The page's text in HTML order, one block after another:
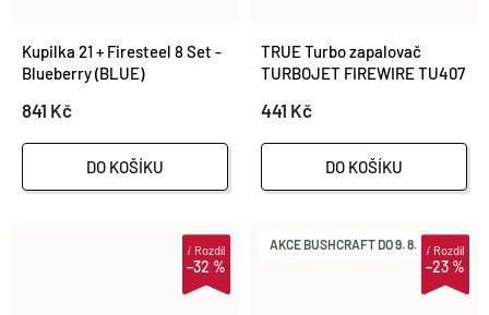
Kupilka 21 + Firesteel 8 Set -
Blueberry (BLUE)
841 Kč
DO KOŠÍKU
TRUE Turbo zapalovač
TURBOJET FIREWIRE TU407
441 Kč
DO KOŠÍKU
–32 %
iRozdíl AKCE BUSHCRAFT DO 9. 8.
–23 %
iRozdíl